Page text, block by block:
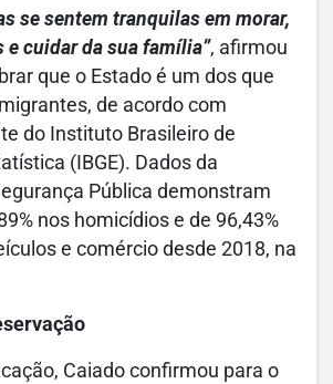
se sentem tranquilas em morar,
cuidar da sua família”, afirmou
que o Estado é um dos que
de acordo com
do Instituto Brasileiro de
(IBGE). Dados da
Pública demonstram
nos homicídios e de 96,43%
e comércio desde 2018, na
Caiado confirmou para o